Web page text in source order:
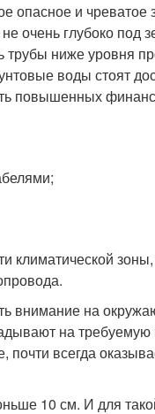
опасное и чреватое
очень глубоко под
трубы ниже уровня
воды стоят
повышенных
климатической зоны,
внимание на
на требуемую
почти всегда
10 см. И для